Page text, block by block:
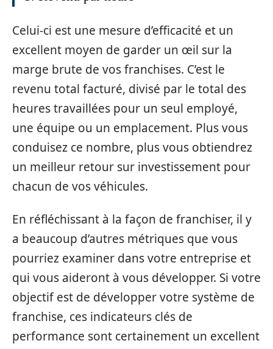
Celui-ci est une mesure d’efficacité et un
excellent moyen de garder un œil sur la
marge brute de vos franchises. C’est le
revenu total facturé, divisé par le total des
heures travaillées pour un seul employé,
une équipe ou un emplacement. Plus vous
conduisez ce nombre, plus vous obtiendrez
un meilleur retour sur investissement pour
chacun de vos véhicules.
En réfléchissant à la façon de franchiser, il y
a beaucoup d’autres métriques que vous
pourriez examiner dans votre entreprise et
qui vous aideront à vous développer. Si votre
objectif est de développer votre système de
franchise, ces indicateurs clés de
performance sont certainement un excellent